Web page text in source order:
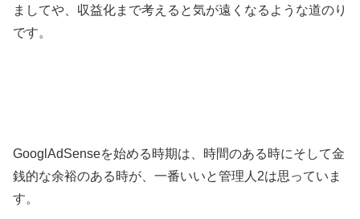
ましてや、収益化まで考えると気が遠くなるような道のり
です。
GooglAdSenseを始める時期は、時間のある時にそして金
銭的な余裕のある時が、一番いいと管理人2は思っていま
す。